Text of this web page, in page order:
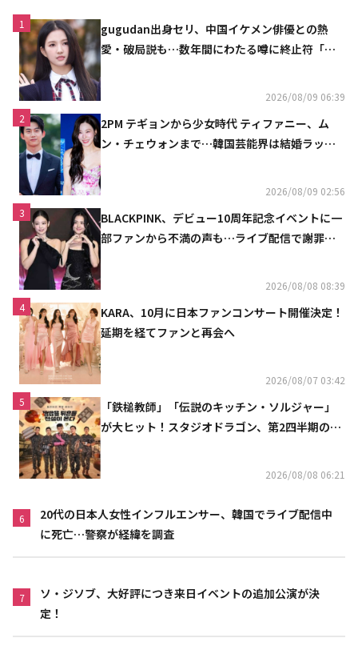
1
gugudan出身セリ、中国イケメン俳優との熱
愛・破局説も…数年間にわたる噂に終止符「邪
2026/08/09 06:39
2
2PM テギョンから少女時代 ティファニー、ム
ン・チェウォンまで…韓国芸能界は結婚ラッシ
2026/08/09 02:56
3
BLACKPINK、デビュー10周年記念イベントに一
部ファンから不満の声も…ライブ配信で謝罪
2026/08/08 08:39
4
KARA、10月に日本ファンコンサート開催決定！
延期を経てファンと再会へ
2026/08/07 03:42
5
「鉄槌教師」「伝説のキッチン・ソルジャー」
が大ヒット！スタジオドラゴン、第2四半期の売
2026/08/08 06:21
6
20代の日本人女性インフルエンサー、韓国でライブ配信中
に死亡…警察が経緯を調査
7
ソ・ジソブ、大好評につき来日イベントの追加公演が決
定！